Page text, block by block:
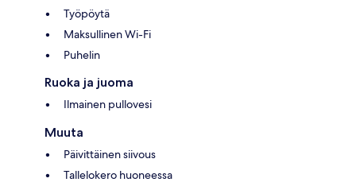
Työpöytä
Maksullinen Wi-Fi
Puhelin
Ruoka ja juoma
Ilmainen pullovesi
Muuta
Päivittäinen siivous
Tallelokero huoneessa